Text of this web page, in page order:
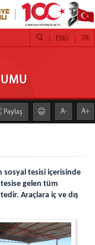
TR
ENG
Paylaş A- A+
sosyal tesisi içerisinde
gelen tüm
Araçlara iç ve dış